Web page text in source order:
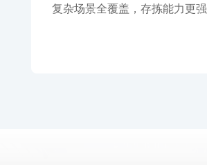
复杂场景全覆盖，存拣能力更强